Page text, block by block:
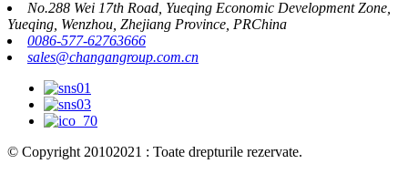
No.288 Wei 17th Road, Yueqing Economic Development Zone,
Yueqing, Wenzhou, Zhejiang Province, PRChina
0086-577-62763666
sales@changangroup.com.cn
© Copyright 20102021 : Toate drepturile rezervate.